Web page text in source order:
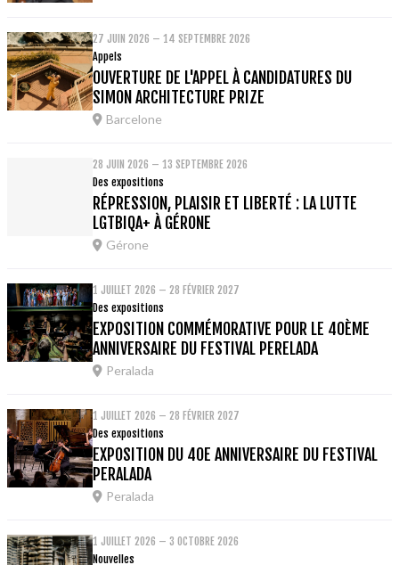
27 JUIN 2026 – 14 SEPTEMBRE 2026
Appels
OUVERTURE DE L'APPEL À CANDIDATURES DU
SIMON ARCHITECTURE PRIZE
Barcelone
28 JUIN 2026 – 13 SEPTEMBRE 2026
Des expositions
RÉPRESSION, PLAISIR ET LIBERTÉ : LA LUTTE
LGTBIQA+ À GÉRONE
Gérone
1 JUILLET 2026 – 28 FÉVRIER 2027
Des expositions
EXPOSITION COMMÉMORATIVE POUR LE 40ÈME
ANNIVERSAIRE DU FESTIVAL PERELADA
Peralada
1 JUILLET 2026 – 28 FÉVRIER 2027
Des expositions
EXPOSITION DU 40E ANNIVERSAIRE DU FESTIVAL
PERALADA
Peralada
1 JUILLET 2026 – 3 OCTOBRE 2026
Nouvelles